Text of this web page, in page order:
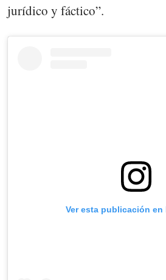
jurídico y fáctico”.
Ver esta publicación en